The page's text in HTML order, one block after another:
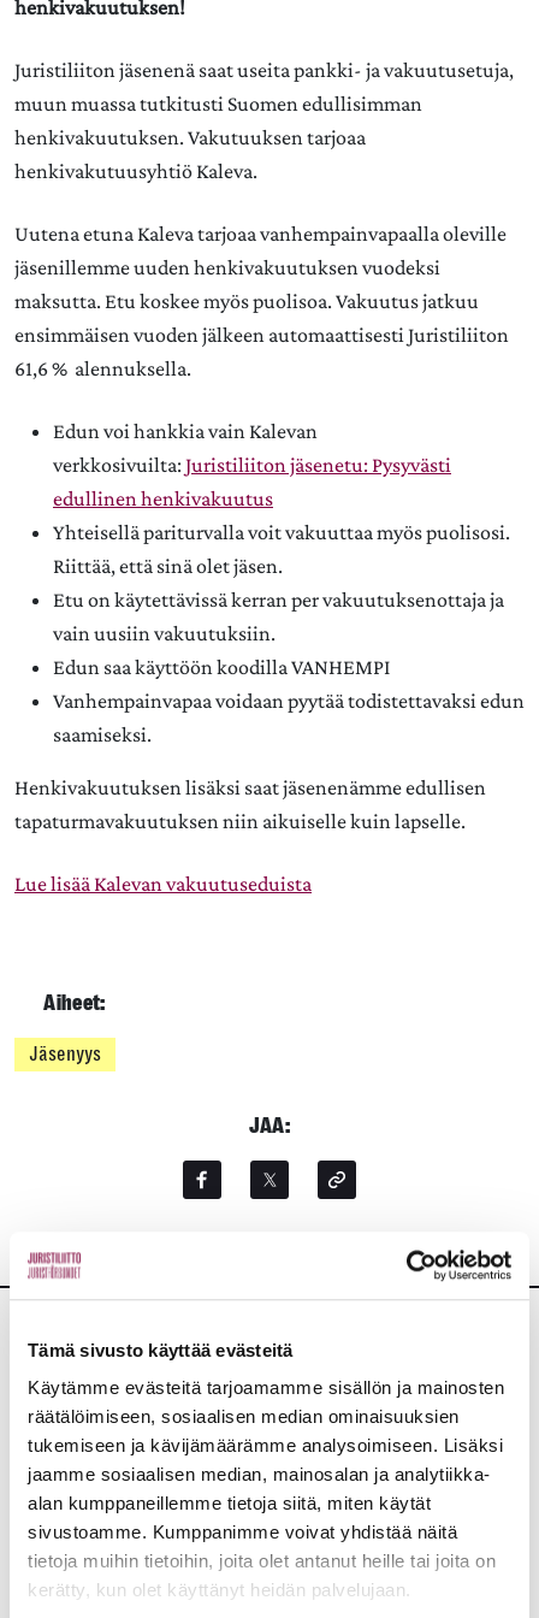
Tämä sivusto käyttää evästeitä
Käytämme evästeitä tarjoamamme sisällön ja mainosten
räätälöimiseen, sosiaalisen median ominaisuuksien
tukemiseen ja kävijämäärämme analysoimiseen. Lisäksi
jaamme sosiaalisen median, mainosalan ja analytiikka-
alan kumppaneillemme tietoja siitä, miten käytät
sivustoamme. Kumppanimme voivat yhdistää näitä
tietoja muihin tietoihin, joita olet antanut heille tai joita on
kerätty, kun olet käyttänyt heidän palvelujaan.
henkivakuutuksen!
Juristiliiton jäsenenä saat useita pankki- ja vakuutusetuja,
muun muassa tutkitusti Suomen edullisimman
henkivakuutuksen. Vakutuuksen tarjoaa
henkivakutuusyhtiö Kaleva.
Uutena etuna Kaleva tarjoaa vanhempainvapaalla oleville
jäsenillemme uuden henkivakuutuksen vuodeksi
maksutta. Etu koskee myös puolisoa. Vakuutus jatkuu
ensimmäisen vuoden jälkeen automaattisesti Juristiliiton
61,6 % alennuksella.
Edun voi hankkia vain Kalevan
verkkosivuilta:Juristiliiton jäsenetu: Pysyvästi
edullinen henkivakuutus
Yhteisellä pariturvalla voit vakuuttaa myös puolisosi.
Riittää, että sinä olet jäsen.
Etu on käytettävissä kerran per vakuutuksenottaja ja
vain uusiin vakuutuksiin.
Edun saa käyttöön koodilla VANHEMPI
Vanhempainvapaa voidaan pyytää todistettavaksi edun
saamiseksi.
Henkivakuutuksen lisäksi saat jäsenenämme edullisen
tapaturmavakuutuksen niin aikuiselle kuin lapselle.
Lue lisää Kalevan vakuutuseduista
Aiheet:
Jäsenyys
JAA:
Lisää uutisia
KAIKKI UUTISET
Uutiset
YTN: Tietoa AMK-alan lakosta
Työmarkkinat